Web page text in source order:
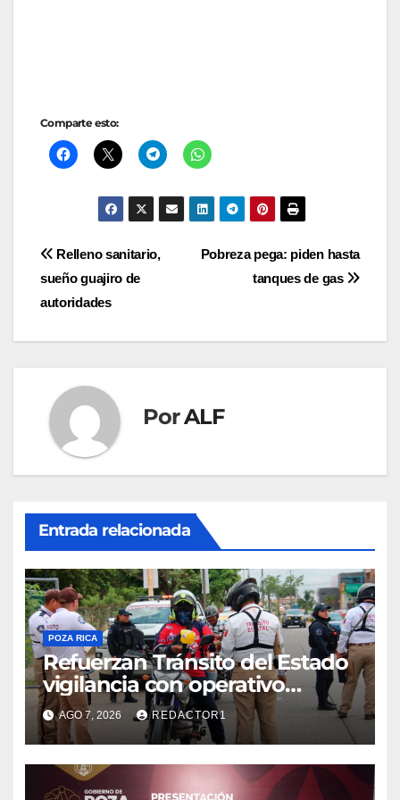
Comparte esto:
Navegación
de
entradas
Pobreza pega: piden hasta
tanques de gas
Relleno sanitario,
sueño guajiro de
autoridades
PorALF
Entrada relacionada
POZA RICA
Refuerzan Tránsito del Estado
vigilancia con operativo
sorpresa
AGO 7, 2026 REDACTOR1